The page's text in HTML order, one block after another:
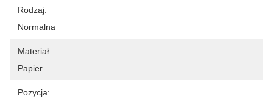
Rodzaj:
Normalna
Materiał:
Papier
Pozycja: